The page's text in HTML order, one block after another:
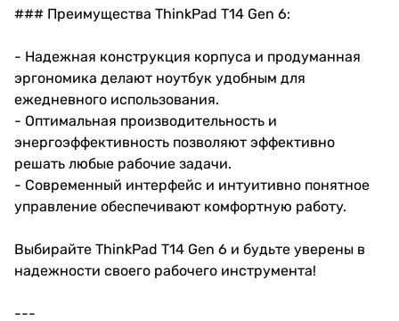
### Преимущества ThinkPad T14 Gen 6:
- Надежная конструкция корпуса и продуманная
эргономика делают ноутбук удобным для
ежедневного использования.
- Оптимальная производительность и
энергоэффективность позволяют эффективно
решать любые рабочие задачи.
- Современный интерфейс и интуитивно понятное
управление обеспечивают комфортную работу.
Выбирайте ThinkPad T14 Gen 6 и будьте уверены в
надежности своего рабочего инструмента!
---